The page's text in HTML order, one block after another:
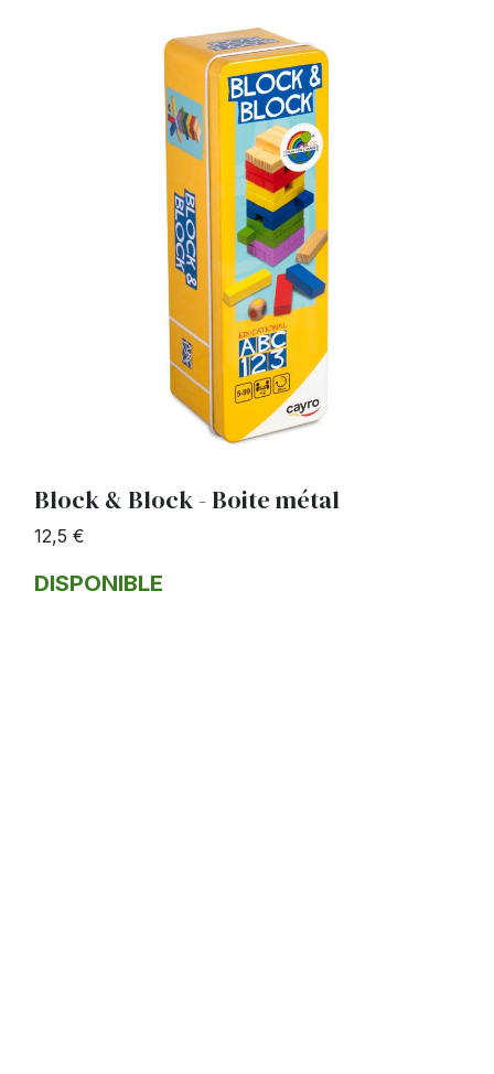
Block & Block - Boite métal
12,5 €
DISPONIBLE